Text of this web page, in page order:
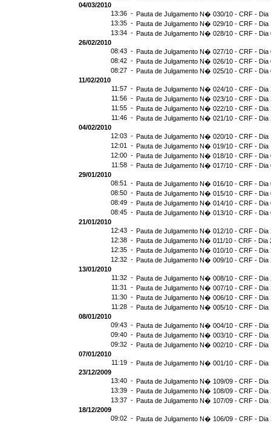
04/03/2010
13:36 - Pauta de Julgamento N� 030/10 - CRF - Dia
13:35 - Pauta de Julgamento N� 029/10 - CRF - Dia
13:34 - Pauta de Julgamento N� 028/10 - CRF - Dia
26/02/2010
08:43 - Pauta de Julgamento N� 027/10 - CRF - Dia
08:42 - Pauta de Julgamento N� 026/10 - CRF - Dia
08:27 - Pauta de Julgamento N� 025/10 - CRF - Dia
11/02/2010
11:57 - Pauta de Julgamento N� 024/10 - CRF - Dia
11:56 - Pauta de Julgamento N� 023/10 - CRF - Dia
11:55 - Pauta de Julgamento N� 022/10 - CRF - Dia
11:46 - Pauta de Julgamento N� 021/10 - CRF - Dia
04/02/2010
12:03 - Pauta de Julgamento N� 020/10 - CRF - Dia
12:01 - Pauta de Julgamento N� 019/10 - CRF - Dia
12:00 - Pauta de Julgamento N� 018/10 - CRF - Dia
11:58 - Pauta de Julgamento N� 017/10 - CRF - Dia
29/01/2010
08:51 - Pauta de Julgamento N� 016/10 - CRF - Dia
08:50 - Pauta de Julgamento N� 015/10 - CRF - Dia
08:49 - Pauta de Julgamento N� 014/10 - CRF - Dia
08:45 - Pauta de Julgamento N� 013/10 - CRF - Dia
21/01/2010
12:43 - Pauta de Julgamento N� 012/10 - CRF - Dia
12:38 - Pauta de Julgamento N� 011/10 - CRF - Dia
12:35 - Pauta de Julgamento N� 010/10 - CRF - Dia
12:32 - Pauta de Julgamento N� 009/10 - CRF - Dia
13/01/2010
11:32 - Pauta de Julgamento N� 008/10 - CRF - Dia
11:31 - Pauta de Julgamento N� 007/10 - CRF - Dia
11:30 - Pauta de Julgamento N� 006/10 - CRF - Dia
11:28 - Pauta de Julgamento N� 005/10 - CRF - Dia
08/01/2010
09:43 - Pauta de Julgamento N� 004/10 - CRF - Dia
09:40 - Pauta de Julgamento N� 003/10 - CRF - Dia
09:32 - Pauta de Julgamento N� 002/10 - CRF - Dia
07/01/2010
11:19 - Pauta de Julgamento N� 001/10 - CRF - Dia
23/12/2009
13:40 - Pauta de Julgamento N� 109/09 - CRF - Dia
13:39 - Pauta de Julgamento N� 108/09 - CRF - Dia
13:37 - Pauta de Julgamento N� 107/09 - CRF - Dia
18/12/2009
09:02 - Pauta de Julgamento N� 106/09 - CRF - Dia